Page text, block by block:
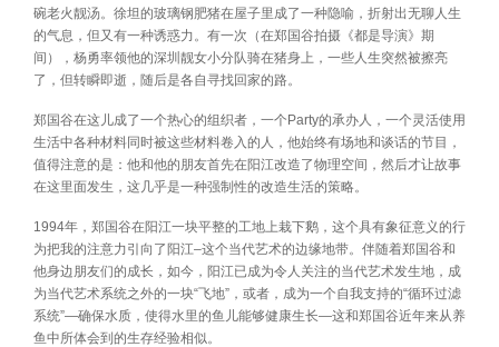
碗老火靓汤。徐坦的玻璃钢肥猪在屋子里成了一种隐喻，折射出无聊人生
的气息，但又有一种诱惑力。有一次（在郑国谷拍摄《都是导演》期
间），杨勇率领他的深圳靓女小分队骑在猪身上，一些人生突然被擦亮
了，但转瞬即逝，随后是各自寻找回家的路。
郑国谷在这儿成了一个热心的组织者，一个Party的承办人，一个灵活使用
生活中各种材料同时被这些材料卷入的人，他始终有场地和谈话的节目，
值得注意的是：他和他的朋友首先在阳江改造了物理空间，然后才让故事
在这里面发生，这几乎是一种强制性的改造生活的策略。
1994年，郑国谷在阳江一块平整的工地上栽下鹅，这个具有象征意义的行
为把我的注意力引向了阳江–这个当代艺术的边缘地带。伴随着郑国谷和
他身边朋友们的成长，如今，阳江已成为令人关注的当代艺术发生地，成
为当代艺术系统之外的一块“飞地”，或者，成为一个自我支持的“循环过滤
系统”—确保水质，使得水里的鱼儿能够健康生长—这和郑国谷近年来从养
鱼中所体会到的生存经验相似。